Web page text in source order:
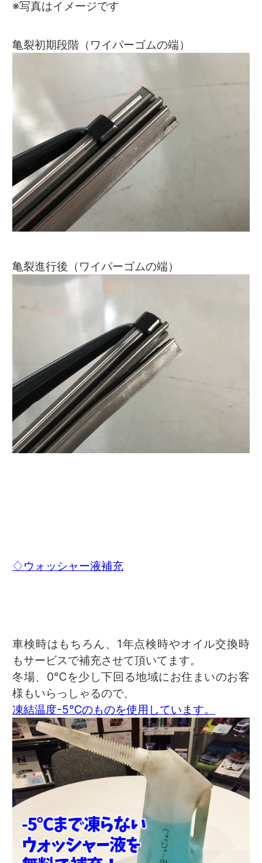
※写真はイメージです
亀裂初期段階（ワイパーゴムの端）
亀裂進行後（ワイパーゴムの端）
♢ウォッシャー液補充
車検時はもちろん、1年点検時やオイル交換時
もサービスで補充させて頂いてます。
冬場、0℃を少し下回る地域にお住まいのお客
様もいらっしゃるので、
凍結温度-5℃のものを使用しています。